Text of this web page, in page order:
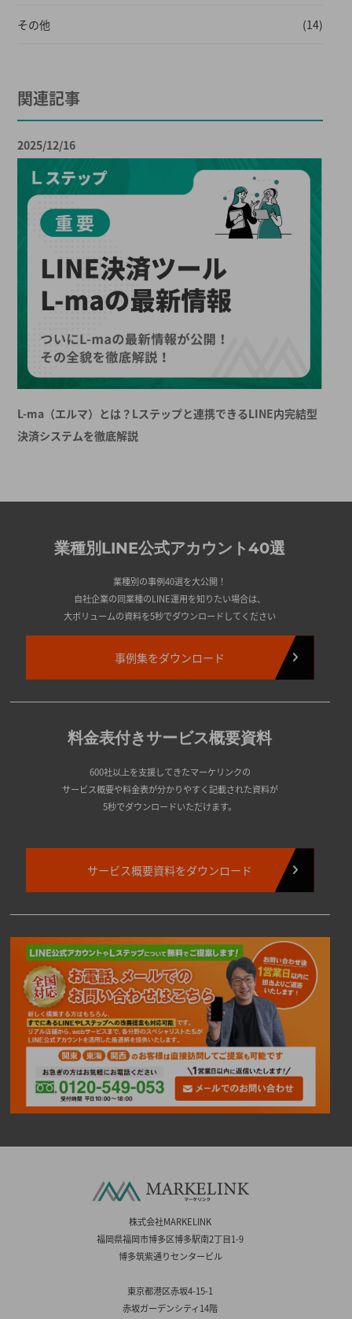
その他 (14)
関連記事
2025/12/16
L-ma（エルマ）とは？Lステップと連携できるLINE内完結型
決済システムを徹底解説
業種別LINE公式アカウント40選
業種別の事例40選を大公開！
自社企業の同業種のLINE運用を知りたい場合は、
大ボリュームの資料を5秒でダウンロードしてください
事例集をダウンロード
料金表付きサービス概要資料
600社以上を支援してきたマーケリンクの
サービス概要や料金表が分かりやすく記載された資料が
5秒でダウンロードいただけます。
サービス概要資料をダウンロード
株式会社MARKELINK
福岡県福岡市博多区博多駅南2丁目1-9
博多筑紫通りセンタービル
東京都港区赤坂4-15-1
赤坂ガーデンシティ14階